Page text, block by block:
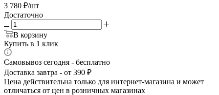
3 780 ₽/шт
Достаточно
В корзину
Купить в 1 клик
Самовывоз сегодня - бесплатно
Доставка завтра - от 390 ₽
Цена действительна только для интернет-магазина и может
отличаться от цен в розничных магазинах